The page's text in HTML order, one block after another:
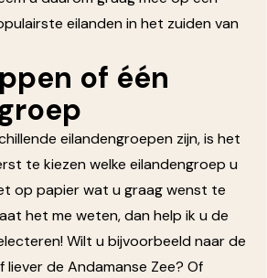
eilanden in het zuiden van
of één
eilandengroepen zijn, is het
te kiezen welke eilandengroep u
op papier wat u graag wenst te
het me weten, dan help ik u de
Wilt u bijvoorbeeld naar de
liever de Andamanse Zee? Of